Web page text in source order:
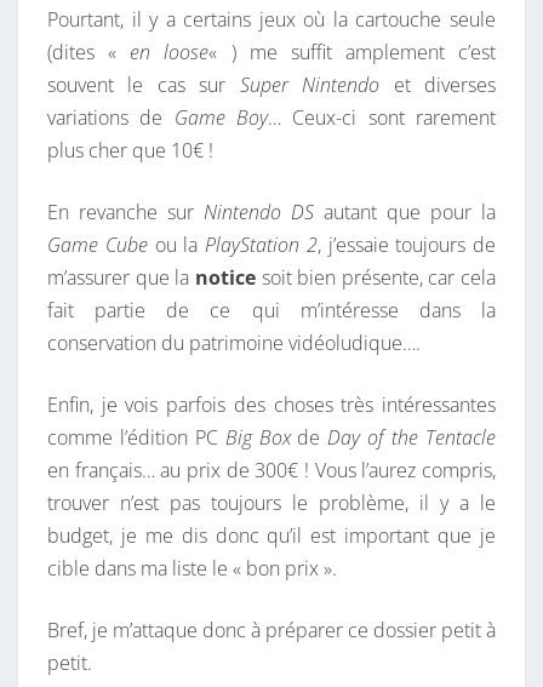
Pourtant, il y a certains jeux où la cartouche seule
(dites « en loose« ) me suffit amplement c’est
souvent le cas sur Super Nintendo et diverses
variations de Game Boy… Ceux-ci sont rarement
plus cher que 10€ !
En revanche sur Nintendo DS autant que pour la
Game Cubeou la PlayStation 2, j’essaie toujours de
m’assurer que la noticesoit bien présente, car cela
fait partie de ce qui m’intéresse dans la
conservation du patrimoine vidéoludique….
Enfin, je vois parfois des choses très intéressantes
comme l’édition PC Big BoxdeDay of the Tentacle
en français… au prix de 300€ ! Vous l’aurez compris,
trouver n’est pas toujours le problème, il y a le
budget, je me dis donc qu’il est important que je
cible dans ma liste le « bon prix ».
Bref, je m’attaque donc à préparer ce dossier petit à
petit.